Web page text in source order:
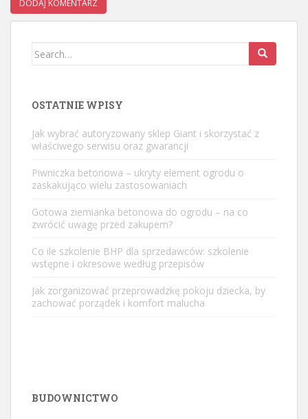
Search
OSTATNIE WPISY
Jak wybrać autoryzowany sklep Giant i skorzystać z
właściwego serwisu oraz gwarancji
Piwniczka betonowa – ukryty element ogrodu o
zaskakująco wielu zastosowaniach
Gotowa ziemianka betonowa do ogrodu – na co
zwrócić uwagę przed zakupem?
Co ile szkolenie BHP dla sprzedawców: szkolenie
wstępne i okresowe według przepisów
Jak zorganizować przeprowadzkę pokoju dziecka, by
zachować porządek i komfort malucha
BUDOWNICTWO